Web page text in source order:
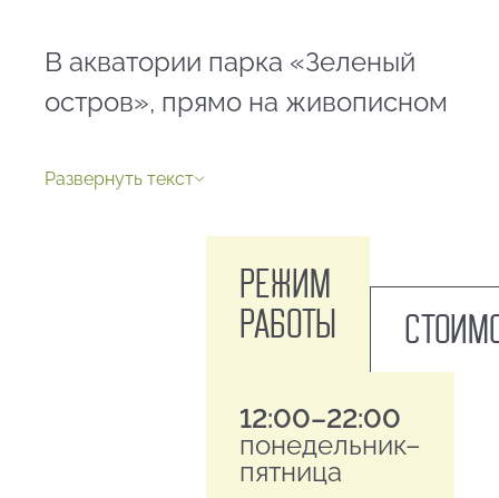
В акватории парка «Зеленый
остров», прямо на живописном
проката катамаранов и
Это отличная возможность
сменить сухопутные прогулки
насладиться свежим бризом и
увидеть зелёные берега парка
Развернуть текст
Режим
работы
12:00–22:00
понедельник–
пятница